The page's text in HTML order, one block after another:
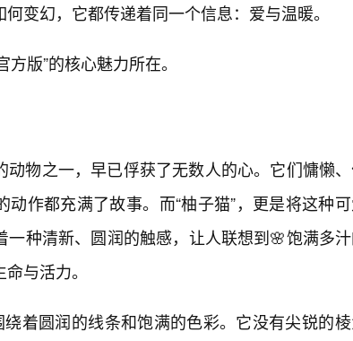
变幻，它都传递着同一个信息：爱与温暖。
版”的核心魅力所在。
动物之一，早已俘获了无数人的心。它们慵懒
作都充满了故事。而“柚子猫”，更是将这种
种清新、圆润的触感，让人联想到🌸饱满多汁
与活力。
绕着圆润的线条和饱满的色彩。它没有尖锐的